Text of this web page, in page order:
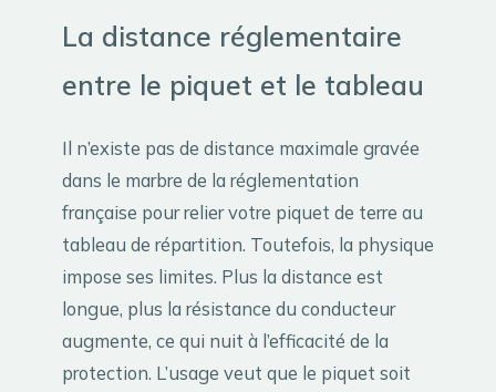
La distance réglementaire
entre le piquet et le tableau
Il n’existe pas de distance maximale gravée
dans le marbre de la réglementation
française pour relier votre piquet de terre au
tableau de répartition. Toutefois, la physique
impose ses limites. Plus la distance est
longue, plus la résistance du conducteur
augmente, ce qui nuit à l’efficacité de la
protection. L’usage veut que le piquet soit